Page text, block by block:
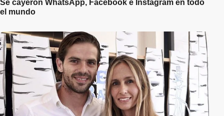
Se cayeron WhatsApp, Facebook e Instagram en todo
el mundo